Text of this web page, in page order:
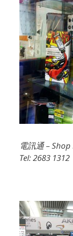
電訊通 –
Tel: 2683 1312